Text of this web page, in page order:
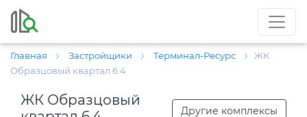
Главная Застройщики Терминал-Ресурс
ЖК
Образцовый квартал 6.4
ЖК Образцовый
Другие комплексы